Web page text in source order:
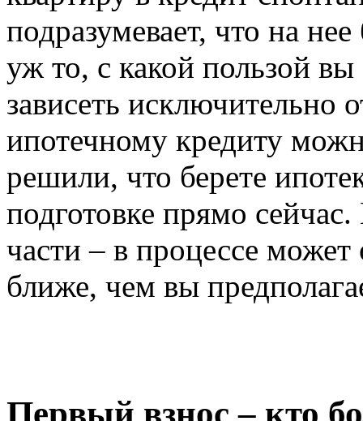
подразумевает, что на
уж то, с какой пользой вы
зависеть исключительно
ипотечному кредиту
решили, что берете
подготовке прямо
части – в процессе может
ближе, чем вы
Первый взнос – кто